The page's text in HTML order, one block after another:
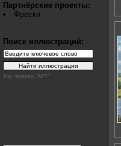
Партнёрские проекты:
Фрески
Поиск иллюстраций:
Top галереи "АРТ"